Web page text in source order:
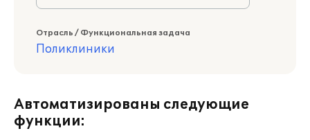
Отрасль / Функциональная задача
Поликлиники
Автоматизированы следующие
функции: